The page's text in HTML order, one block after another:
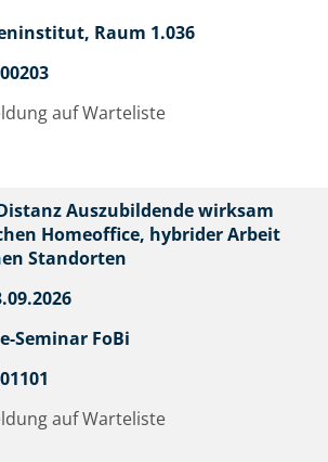
Raum 1.036
auf Warteliste
Auszubildende wirksam
Homeoffice, hybrider Arbeit
Standorten
Seminar FoBi
auf Warteliste